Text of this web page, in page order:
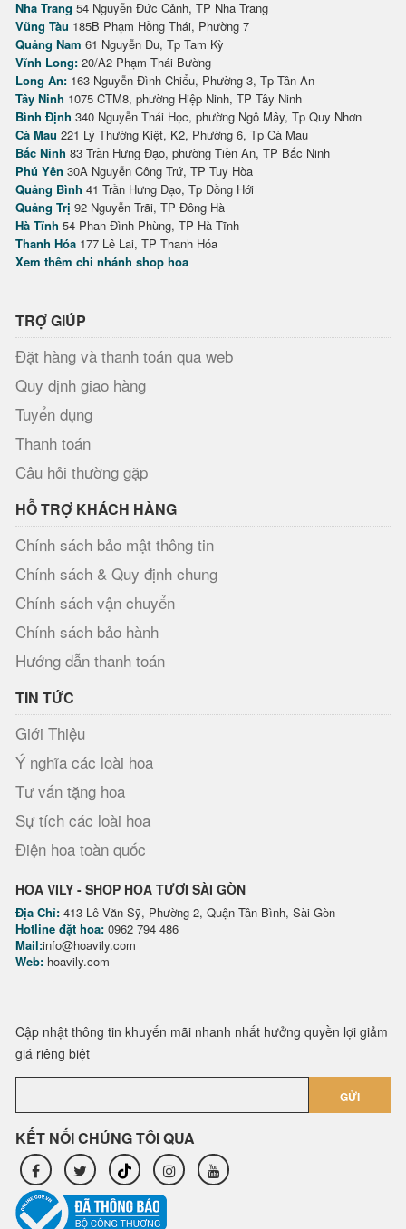
Nha Trang 54 Nguyễn Đức Cảnh, TP Nha Trang
Vũng Tàu 185B Phạm Hồng Thái, Phường 7
Quảng Nam 61 Nguyễn Du, Tp Tam Kỳ
Vĩnh Long: 20/A2 Phạm Thái Bường
Long An: 163 Nguyễn Đình Chiểu, Phường 3, Tp Tân An
Tây Ninh 1075 CTM8, phường Hiệp Ninh, TP Tây Ninh
Bình Định 340 Nguyễn Thái Học, phường Ngô Mây, Tp Quy Nhơn
Cà Mau 221 Lý Thường Kiệt, K2, Phường 6, Tp Cà Mau
Bắc Ninh 83 Trần Hưng Đạo, phường Tiền An, TP Bắc Ninh
Phú Yên 30A Nguyễn Công Trứ, TP Tuy Hòa
Quảng Bình 41 Trần Hưng Đạo, Tp Đồng Hới
Quảng Trị 92 Nguyễn Trãi, TP Đông Hà
Hà Tĩnh 54 Phan Đình Phùng, TP Hà Tĩnh
Thanh Hóa 177 Lê Lai, TP Thanh Hóa
Xem thêm chi nhánh shop hoa
TRỢ GIÚP
Đặt hàng và thanh toán qua web
Quy định giao hàng
Tuyển dụng
Thanh toán
Câu hỏi thường gặp
HỖ TRỢ KHÁCH HÀNG
Chính sách bảo mật thông tin
Chính sách & Quy định chung
Chính sách vận chuyển
Chính sách bảo hành
Hướng dẫn thanh toán
TIN TỨC
Giới Thiệu
Ý nghĩa các loài hoa
Tư vấn tặng hoa
Sự tích các loài hoa
Điện hoa toàn quốc
HOA VILY - SHOP HOA TƯƠI SÀI GÒN
Địa Chỉ: 413 Lê Văn Sỹ, Phường 2, Quận Tân Bình, Sài Gòn
Hotline đặt hoa: 0962 794 486
Mail:info@hoavily.com
Web: hoavily.com
Cập nhật thông tin khuyến mãi nhanh nhất hưởng quyền lợi giảm
giá riêng biệt
GỬI
KẾT NỐI CHÚNG TÔI QUA